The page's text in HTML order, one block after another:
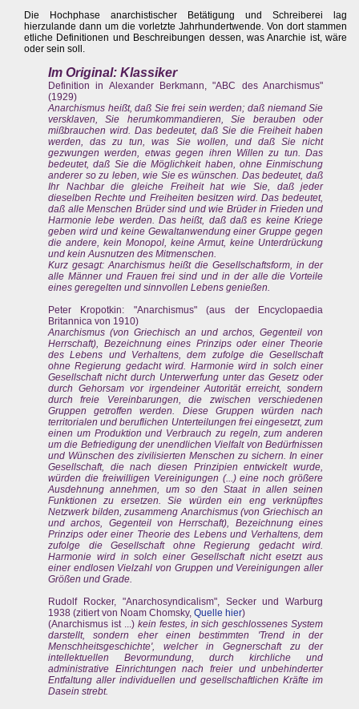
Die Hochphase anarchistischer Betätigung und Schreiberei lag
hierzulande dann um die vorletzte Jahrhundertwende. Von dort stammen
etliche Definitionen und Beschreibungen dessen, was Anarchie ist, wäre
oder sein soll.
Im Original: Klassiker
Definition in Alexander Berkmann, "ABC des Anarchismus"
(1929)
Anarchismus heißt, daß Sie frei sein werden; daß niemand Sie
versklaven, Sie herumkommandieren, Sie berauben oder
mißbrauchen wird. Das bedeutet, daß Sie die Freiheit haben
werden, das zu tun, was Sie wollen, und daß Sie nicht
gezwungen werden, etwas gegen ihren Willen zu tun. Das
bedeutet, daß Sie die Möglichkeit haben, ohne Einmischung
anderer so zu leben, wie Sie es wünschen. Das bedeutet, daß
Ihr Nachbar die gleiche Freiheit hat wie Sie, daß jeder
dieselben Rechte und Freiheiten besitzen wird. Das bedeutet,
daß alle Menschen Brüder sind und wie Brüder in Frieden und
Harmonie lebe werden. Das heißt, daß daß es keine Kriege
geben wird und keine Gewaltanwendung einer Gruppe gegen
die andere, kein Monopol, keine Armut, keine Unterdrückung
und kein Ausnutzen des Mitmenschen.
Kurz gesagt: Anarchismus heißt die Gesellschaftsform, in der
alle Männer und Frauen frei sind und in der alle die Vorteile
eines geregelten und sinnvollen Lebens genießen.
Peter Kropotkin: "Anarchismus" (aus der Encyclopaedia
Britannica von 1910)
Anarchismus (von Griechisch an und archos, Gegenteil von
Herrschaft), Bezeichnung eines Prinzips oder einer Theorie
des Lebens und Verhaltens, dem zufolge die Gesellschaft
ohne Regierung gedacht wird. Harmonie wird in solch einer
Gesellschaft nicht durch Unterwerfung unter das Gesetz oder
durch Gehorsam vor irgendeiner Autorität erreicht, sondern
durch freie Vereinbarungen, die zwischen verschiedenen
Gruppen getroffen werden. Diese Gruppen würden nach
territorialen und beruflichen Unterteilungen frei eingesetzt, zum
einen um Produktion und Verbrauch zu regeln, zum anderen
um die Befriedigung der unendlichen Vielfalt von Bedürfnissen
und Wünschen des zivilisierten Menschen zu sichern. In einer
Gesellschaft, die nach diesen Prinzipien entwickelt wurde,
würden die freiwilligen Vereinigungen (...) eine noch größere
Ausdehnung annehmen, um so den Staat in allen seinen
Funktionen zu ersetzen. Sie würden ein eng verknüpftes
Netzwerk bilden, zusammeng Anarchismus (von Griechisch an
und archos, Gegenteil von Herrschaft), Bezeichnung eines
Prinzips oder einer Theorie des Lebens und Verhaltens, dem
zufolge die Gesellschaft ohne Regierung gedacht wird.
Harmonie wird in solch einer Gesellschaft nicht esetzt aus
einer endlosen Vielzahl von Gruppen und Vereinigungen aller
Größen und Grade.
Rudolf Rocker, "Anarchosyndicalism", Secker und Warburg
1938 (zitiert von Noam Chomsky, Quelle hier)
(Anarchismus ist ...) kein festes, in sich geschlossenes System
darstellt, sondern eher einen bestimmten 'Trend in der
Menschheitsgeschichte', welcher in Gegnerschaft zu der
intellektuellen Bevormundung, durch kirchliche und
administrative Einrichtungen nach freier und unbehinderter
Entfaltung aller individuellen und gesellschaftlichen Kräfte im
Dasein strebt.